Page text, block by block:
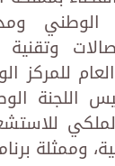
الوطني
للمركز
اللجنة
وممثلة